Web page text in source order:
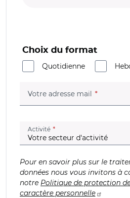
Choix du format
Quotidienne
Votre adresse mail (champ
Activité (champ obligatoire)
Pour en savoir plus sur le
données nous vous invitons à
notre Politique de protection
caractère personnelle